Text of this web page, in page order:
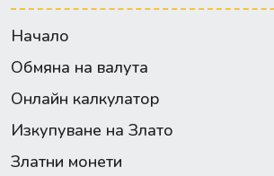
Начало
Обмяна на валута
Онлайн калкулатор
Изкупуване на Злато
Златни монети